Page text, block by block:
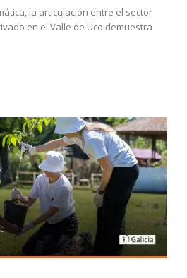
la articulación entre el sector
en el Valle de Uco demuestra